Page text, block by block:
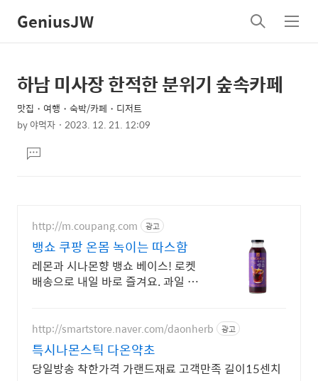
GeniusJW
검
색
메
뉴
상
세
컨
텐
츠
본
제
목
하남 미사장 한적한 분위기 숲속카페
맛집・여행・숙박/카페・디저트
by야먹자 2023. 12. 21. 12:09
문댓
글
http://m.coupang.com 광고
뱅쇼 쿠팡 온몸 녹이는 따스함
레몬과 시나몬향 뱅쇼 베이스! 로켓
배송으로 내일 바로 즐겨요. 과일 향
http://smartstore.naver.com/daonherb 광고
특시나몬스틱 다온약초
당일방송 착한가격 가랜드재료 고객만족 길이15센치